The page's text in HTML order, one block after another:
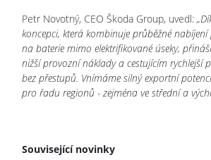
Petr Novotný, CEO Škoda Group, uvedl:
koncepci, která kombinuje průběžné
na baterie mimo elektrifikované úseky,
nižší provozní náklady a cestujícím rychlejší
bez přestupů. Vnímáme silný exportní
pro řadu regionů - zejména ve střední a
Související novinky